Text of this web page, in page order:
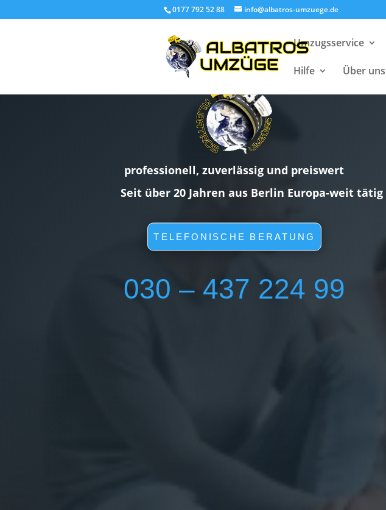
0177 792 52 88 info@albatros-umzuege.de
Umzugsservice
Hilfe Über uns
professionell, zuverlässig und preiswert
Seit über 20 Jahren aus Berlin Europa-weit tätig
TELEFONISCHE BERATUNG
030 – 437 224 99